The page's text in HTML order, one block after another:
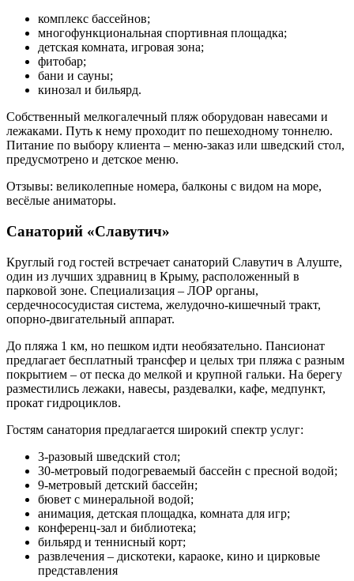
комплекс бассейнов;
многофункциональная спортивная площадка;
детская комната, игровая зона;
фитобар;
бани и сауны;
кинозал и бильярд.
Собственный мелкогалечный пляж оборудован навесами и
лежаками. Путь к нему проходит по пешеходному тоннелю.
Питание по выбору клиента – меню-заказ или шведский стол,
предусмотрено и детское меню.
Отзывы: великолепные номера, балконы с видом на море,
весёлые аниматоры.
Санаторий «Славутич»
Круглый год гостей встречает санаторий Славутич в Алуште,
один из лучших здравниц в Крыму, расположенный в
парковой зоне. Специализация – ЛОР органы,
сердечнососудистая система, желудочно-кишечный тракт,
опорно-двигательный аппарат.
До пляжа 1 км, но пешком идти необязательно. Пансионат
предлагает бесплатный трансфер и целых три пляжа с разным
покрытием – от песка до мелкой и крупной гальки. На берегу
разместились лежаки, навесы, раздевалки, кафе, медпункт,
прокат гидроциклов.
Гостям санатория предлагается широкий спектр услуг:
3-разовый шведский стол;
30-метровый подогреваемый бассейн с пресной водой;
9-метровый детский бассейн;
бювет с минеральной водой;
анимация, детская площадка, комната для игр;
конференц-зал и библиотека;
бильярд и теннисный корт;
развлечения – дискотеки, караоке, кино и цирковые
представления